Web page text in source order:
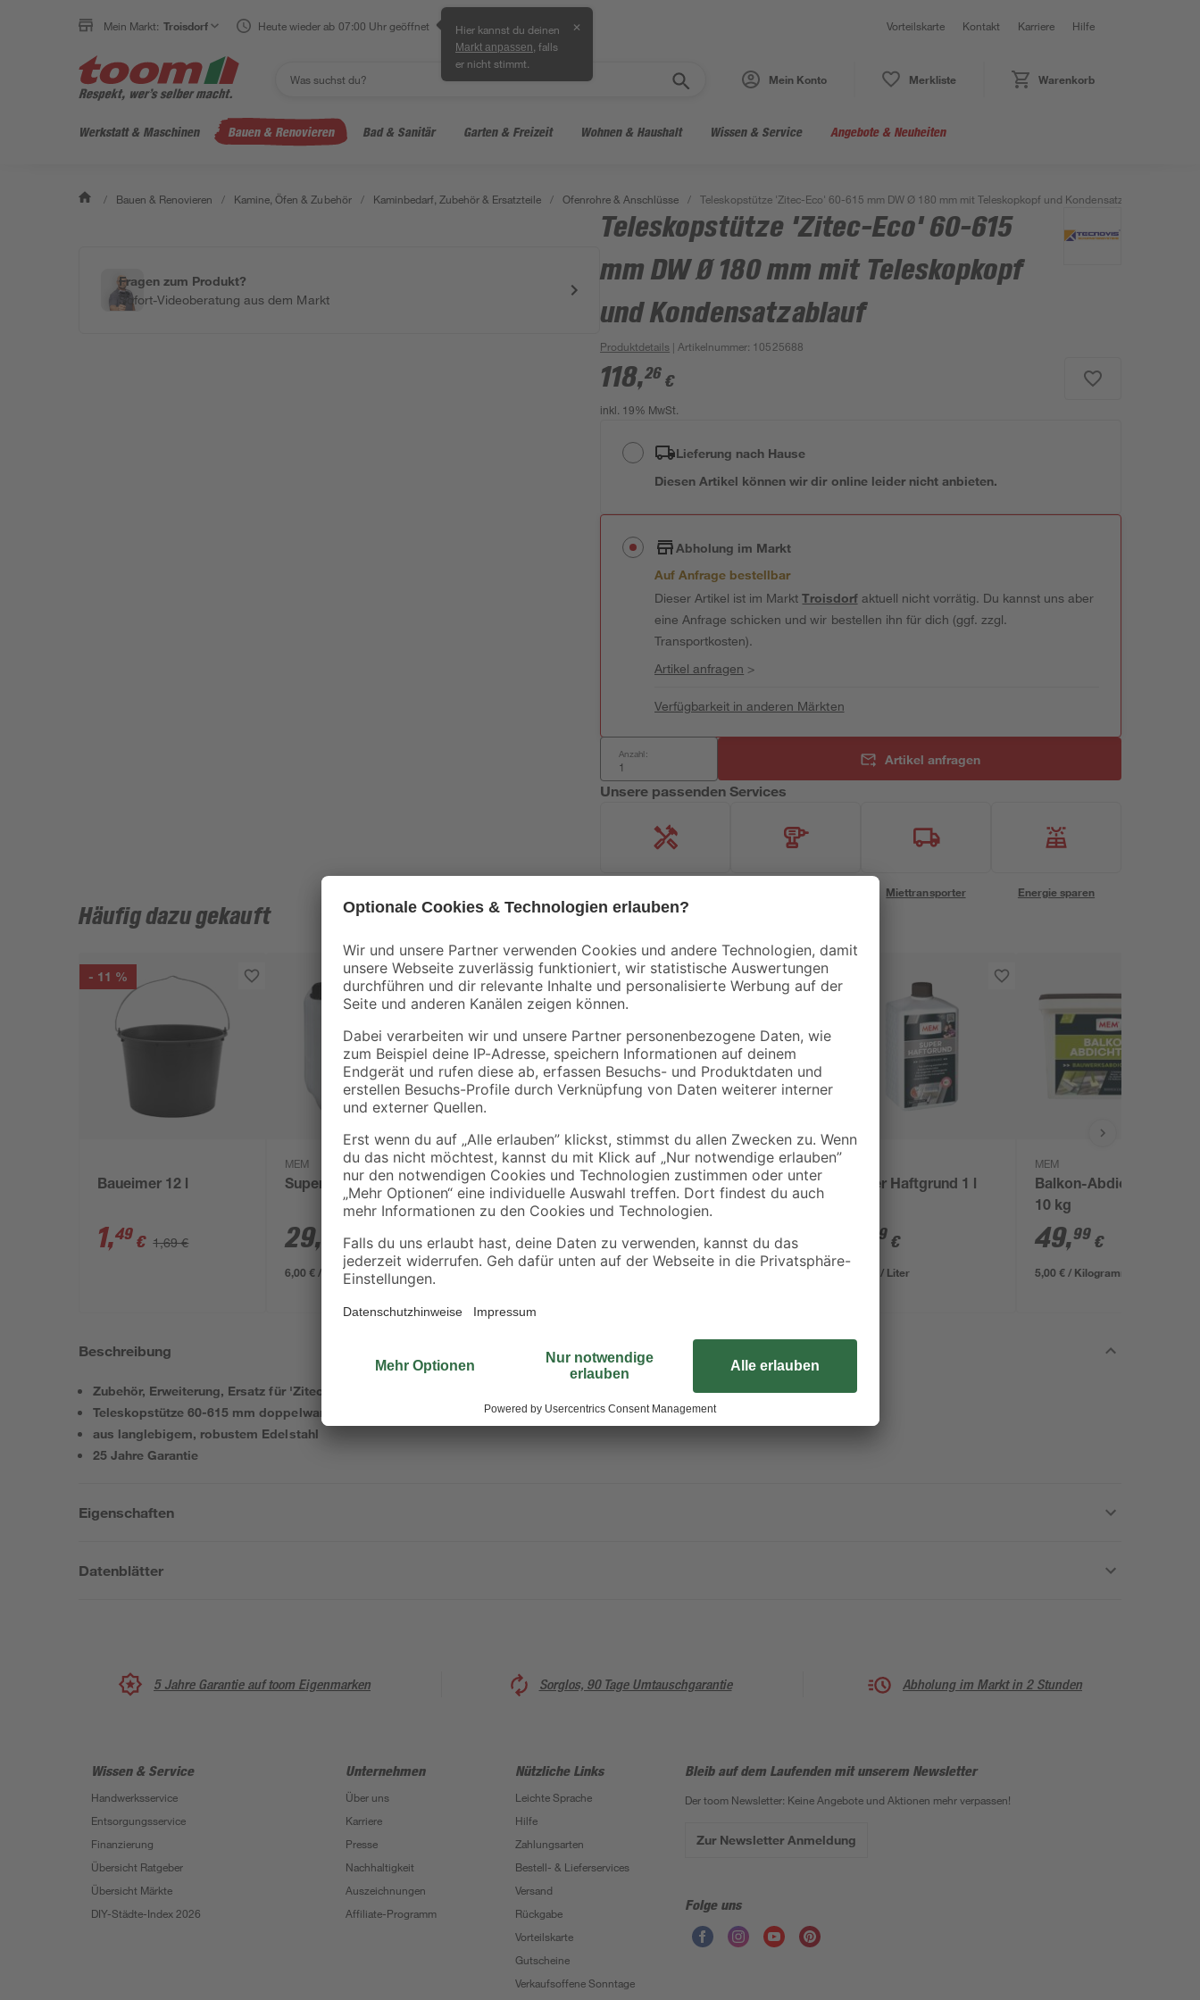
Mein Markt: Troisdorf Heute wieder ab 07:00 Uhr geöffnet Hier kannst du deinen
Markt anpassen , falls
er nicht stimmt.
✕ Vorteilskarte Kontakt Karriere Hilfe
Mein Konto Merkliste Warenkorb
Werkstatt & Maschinen Bauen & Renovieren Bad & Sanitär Garten & Freizeit Wohnen & Haushalt Wissen & Service Angebote & Neuheiten
/ Bauen & Renovieren / Kamine, Öfen & Zubehör / Kaminbedarf, Zubehör & Ersatzteile / Ofenrohre & Anschlüsse / Teleskopstütze 'Zitec-Eco' 60-615 mm DW Ø 180 mm mit Teleskopkopf und Kondensatzablauf
Fragen zum Produkt?
Sofort-Videoberatung aus dem Markt
Teleskopstütze 'Zitec-Eco' 60-615
mm DW Ø 180 mm mit Teleskopkopf
und Kondensatzablauf
Produktdetails | Artikelnummer: 10525688
118,26 €
inkl. 19% MwSt.
Lieferung nach Hause
Diesen Artikel können wir dir online leider nicht anbieten.
Abholung im Markt
Auf Anfrage bestellbar
Dieser Artikel ist im MarktTroisdorfaktuell nicht vorrätig. Du kannst uns aber
eine Anfrage schicken und wir bestellen ihn für dich (ggf. zzgl.
Transportkosten).
Artikel anfragen >
Verfügbarkeit in anderen Märkten
Anzahl: Artikel anfragen
Unsere passenden Services
Miettransporter Energie sparen
Häufig dazu gekauft
- 11 %
Baueimer 12 l
1,49 € 1,69 €
MEM
Super Haftgrund 5 l
29, €
6,00 € / Liter
toom
Deckenbürste
Synthetik 170 x 70
6, 29 €
MEM
Dichtschlämme 25 kg
36, 99 €
Super Haftgrund 1 l
49 €
9,49 € / Liter
MEM
Balkon-Abdichtung
10 kg
49,99 €
5,00 € / Kilogramm
Beschreibung
Zubehör, Erweiterung, Ersatz für 'Zitec' Edelstahlschornsteine
Teleskopstütze 60-615 mm doppelwandig (DW) Ø 180 mm mit Teleskopkopf und Kondensatzablauf seitlich
aus langlebigem, robustem Edelstahl
25 Jahre Garantie
Eigenschaften
Datenblätter
5 Jahre Garantie auf toom Eigenmarken Sorglos, 90 Tage Umtauschgarantie Abholung im Markt in 2 Stunden
Wissen & Service
Handwerksservice
Entsorgungsservice
Finanzierung
Übersicht Ratgeber
Übersicht Märkte
DIY-Städte-Index 2026
Unternehmen
Über uns
Karriere
Presse
Nachhaltigkeit
Auszeichnungen
Affiliate-Programm
Nützliche Links
Leichte Sprache
Hilfe
Zahlungsarten
Bestell- & Lieferservices
Versand
Rückgabe
Vorteilskarte
Gutscheine
Verkaufsoffene Sonntage
Bleib auf dem Laufenden mit unserem Newsletter
Der toom Newsletter: Keine Angebote und Aktionen mehr verpassen!
Zur Newsletter Anmeldung
Folge uns